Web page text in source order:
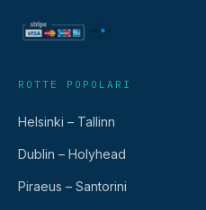
ROTTE POPOLARI
Helsinki – Tallinn
Dublin – Holyhead
Piraeus – Santorini